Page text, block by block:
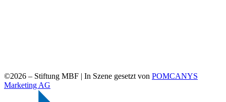
©2026 – Stiftung MBF | In Szene gesetzt von POMCANYS
Marketing AG